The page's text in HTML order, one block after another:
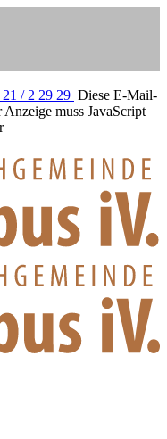
/ 2 29 29 Diese E-Mail-
muss JavaScript